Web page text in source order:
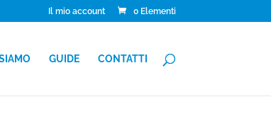
Il mio account 0 Elementi
GUIDE CONTATTI